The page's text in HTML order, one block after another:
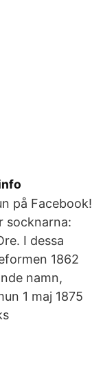
på Facebook!
socknarna:
I dessa
1862
namn,
1 maj 1875